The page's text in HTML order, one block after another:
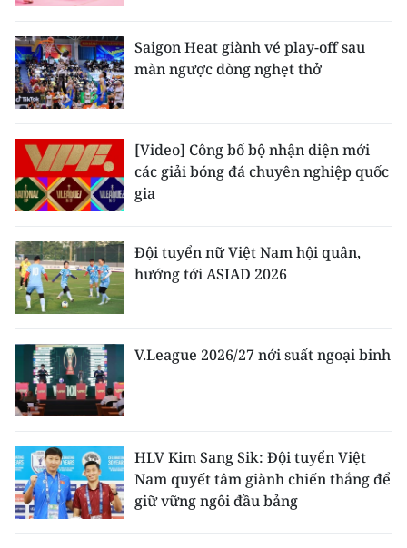
Saigon Heat giành vé play-off sau
màn ngược dòng nghẹt thở
[Video] Công bố bộ nhận diện mới
các giải bóng đá chuyên nghiệp quốc
gia
Đội tuyển nữ Việt Nam hội quân,
hướng tới ASIAD 2026
V.League 2026/27 nới suất ngoại binh
HLV Kim Sang Sik: Đội tuyển Việt
Nam quyết tâm giành chiến thắng để
giữ vững ngôi đầu bảng